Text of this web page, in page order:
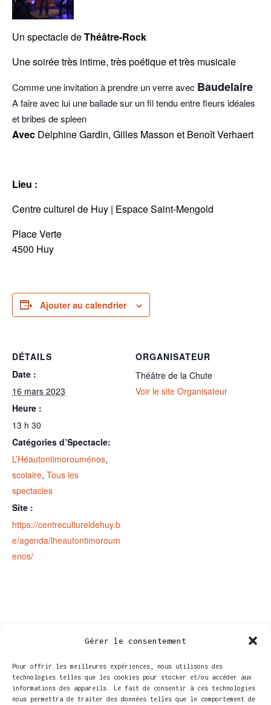
Gérer le consentement
Pour offrir les meilleures expériences, nous utilisons des
technologies telles que les cookies pour stocker et/ou accéder aux
informations des appareils. Le fait de consentir à ces technologies
nous permettra de traiter des données telles que le comportement de
Un spectacle deThéâtre-Rock
Une soirée très intime, très poétique et très musicale
Comme une invitation à prendre un verre avec Baudelaire
A faire avec lui une ballade sur un fil tendu entre fleurs idéales
et bribes de spleen
Avec Delphine Gardin, Gilles Masson et Benoît Verhaert
Lieu :
Centre culturel de Huy | Espace Saint-Mengold
Place Verte
4500 Huy
Ajouter au calendrier
DÉTAILS
Date :
16 mars 2023
Heure :
13 h 30
Catégories d’Spectacle:
L’Héautontimorouménos,
scolaire, Tous les
spectacles
Site :
https://centrecultureldehuy.b
e/agenda/lheautontimoroum
enos/
ORGANISATEUR
Théâtre de la Chute
Voir le site Organisateur